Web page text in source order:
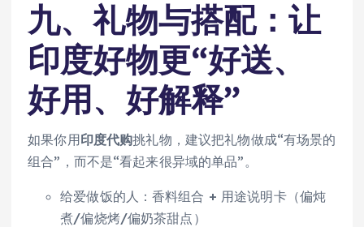
九、礼物与搭配：让
印度好物更“好送、
好用、好解释”
如果你用印度代购挑礼物，建议把礼物做成“有场景的
组合”，而不是“看起来很异域的单品”。
给爱做饭的人：香料组合 + 用途说明卡（偏炖
煮/偏烧烤/偏奶茶甜点）